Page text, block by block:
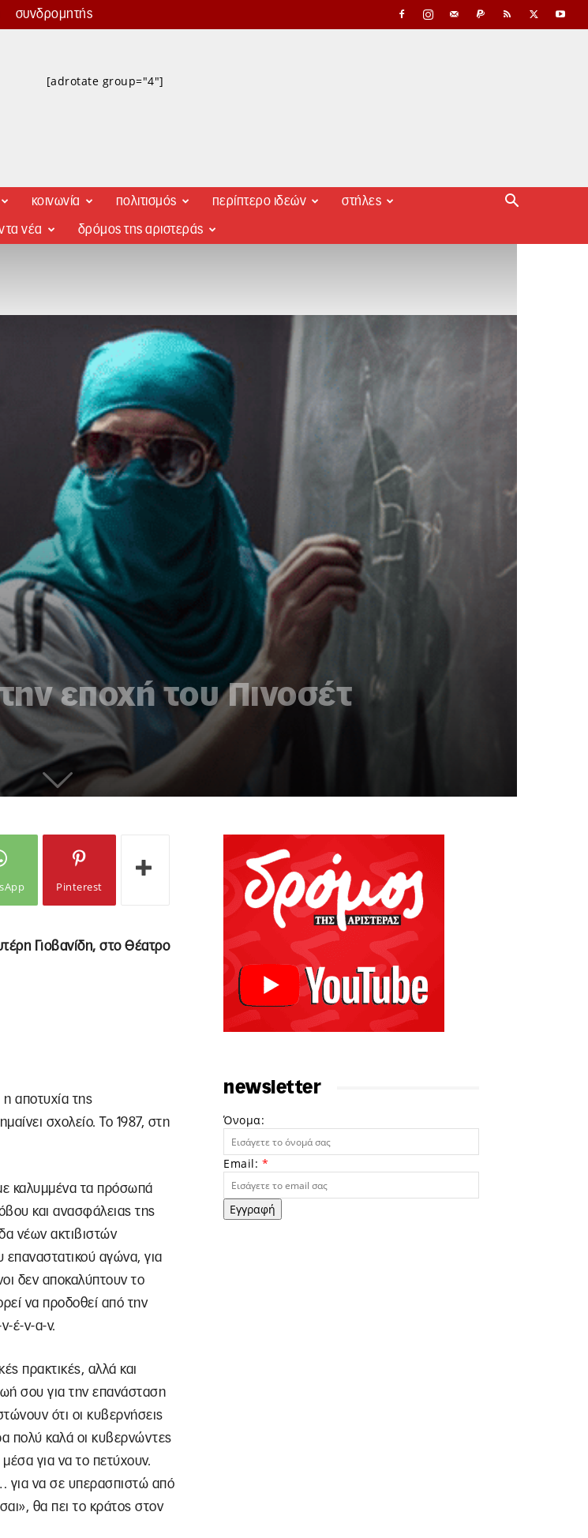
συνδρομητής
[adrotate group="4"]
κοινωνία πολιτισμός περίπτερο ιδεών στήλες
νέα δρόμος της αριστεράς
εποχή του Πινοσέτ
Pinterest
Γιοβανίδη, στο Θέατρο
η αποτυχία της
σχολείο. Το 1987, στη
καλυμμένα τα πρόσωπά
και ανασφάλειας της
νέων ακτιβιστών
αγώνα, για
δεν αποκαλύπτουν το
να προδοθεί από την
έ-ν-α-ν.
πρακτικές, αλλά και
σου για την επανάσταση
ότι οι κυβερνήσεις
πολύ καλά οι κυβερνώντες
για να το πετύχουν.
για να σε υπερασπιστώ από
θα πει το κράτος στον
newsletter
Όνομα:
Email: *
Εγγραφή